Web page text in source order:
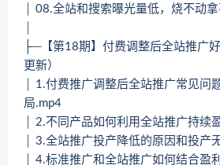
│ 08.全站和搜索曝光量低，烧不动
├─【第18期】付费调整后全站推广
更新）
│ 1.付费推广调整后全站推广常见问
局.mp4
│ 2.不同产品如何利用全站推广持续
│ 3.全站推广投产降低的原因和投产
│ 4.标准推广和全站推广如何结合盈